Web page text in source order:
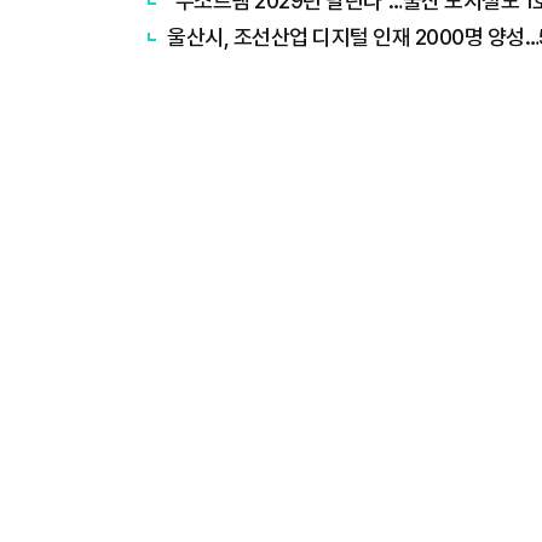
울산시, 조선산업 디지털 인재 2000명 양성